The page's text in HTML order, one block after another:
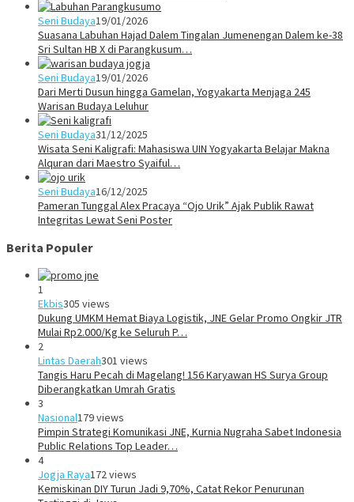
Seni Budaya19/01/2026
Suasana Labuhan Hajad Dalem Tingalan Jumenengan Dalem ke-38
Sri Sultan HB X di Parangkusum…
Seni Budaya19/01/2026
Dari Merti Dusun hingga Gamelan, Yogyakarta Menjaga 245
Warisan Budaya Leluhur
Seni Budaya31/12/2025
Wisata Seni Kaligrafi: Mahasiswa UIN Yogyakarta Belajar Makna
Alquran dari Maestro Syaiful…
Seni Budaya16/12/2025
Pameran Tunggal Alex Pracaya “Ojo Urik” Ajak Publik Rawat
Integritas Lewat Seni Poster
Berita Populer
1
Ekbis305 views
Dukung UMKM Hemat Biaya Logistik, JNE Gelar Promo Ongkir JTR
Mulai Rp2.000/Kg ke Seluruh P…
2
Lintas Daerah301 views
Tangis Haru Pecah di Magelang! 156 Karyawan HS Surya Group
Diberangkatkan Umrah Gratis
3
Nasional179 views
Pimpin Strategi Komunikasi JNE, Kurnia Nugraha Sabet Indonesia
Public Relations Top Leader…
4
Jogja Raya172 views
Kemiskinan DIY Turun Jadi 9,70%, Catat Rekor Penurunan